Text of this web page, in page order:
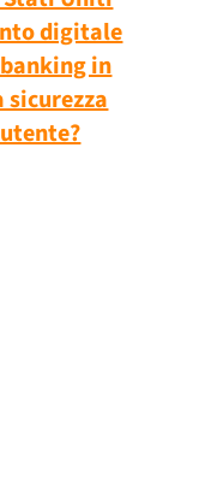
digitale
in
sicurezza